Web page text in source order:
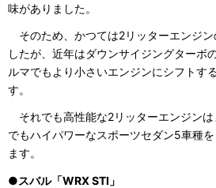
味がありました。
そのため、かつては2リッターエンジン
したが、近年はダウンサイジングターボ
ルマでもより小さいエンジンにシフトす
す。
それでも高性能な2リッターエンジン
でもハイパワーなスポーツセダン5車種
ます。
●スバル「WRX STI」